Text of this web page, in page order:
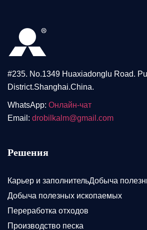
#235. No.1349 Huaxiadonglu Road.
District.Shanghai.China.
WhatsApp: Онлайн-чат
Email: drobilkalm@gmail.com
Решения
Карьер и заполнительДобыча
Добыча полезных ископаемых
Переработка отходов
Производство песка